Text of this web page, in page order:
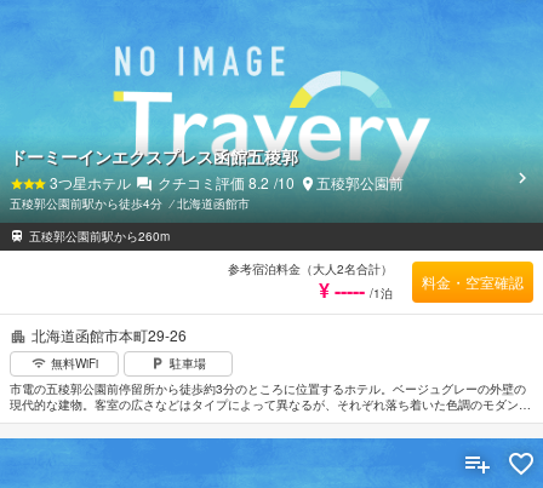
北海道函館市本町29-26
無料WiFi
駐車場
市電の五稜郭公園前停留所から徒歩約3分のところに位置するホテル。ベージュグレーの外壁の
現代的な建物。客室の広さなどはタイプによって異なるが、それぞれ落ち着いた色調のモダンイ
ンテリアですっきりとまとめられている。市内の温泉大浴場を有する姉妹ホテル｢ラビスタ函館
ベイ｣までの無料送迎あり。函館空港から約7km。
ドーミーインエクスプレス函館五稜郭
3つ星ホテル クチコミ評価 8.2 /10 五稜郭公園前
五稜郭公園前駅から徒歩4分 ⁄北海道函館市
五稜郭公園前駅から260m
参考宿泊料金（大人2名合計）
¥ ----- /1泊
料金・空室確認